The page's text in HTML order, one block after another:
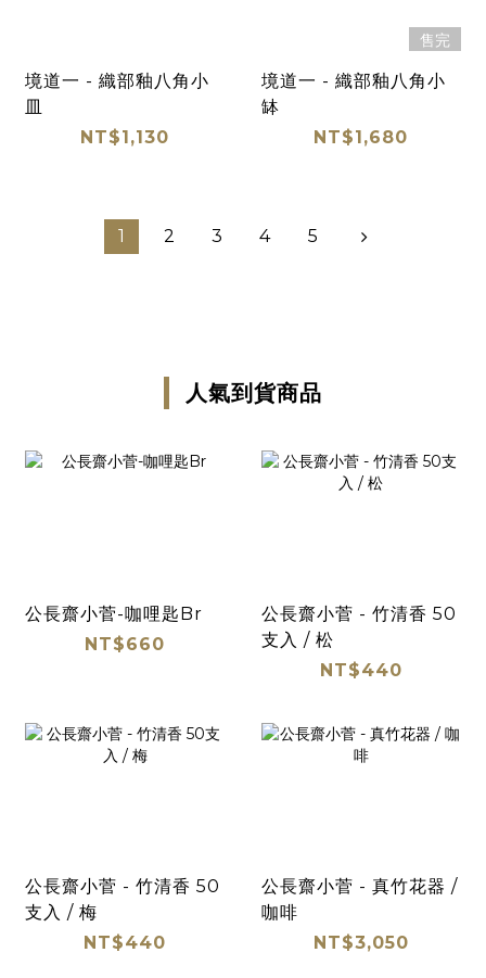
境道一 - 織部釉八角小
皿
NT$1,130
售完
境道一 - 織部釉八角小
缽
NT$1,680
1 2 3 4 5
人氣到貨商品
公長齋小菅-咖哩匙Br
NT$660
公長齋小菅 - 竹清香 50
支入 / 松
NT$440
公長齋小菅 - 竹清香 50
支入 / 梅
NT$440
公長齋小菅 - 真竹花器 /
咖啡
NT$3,050